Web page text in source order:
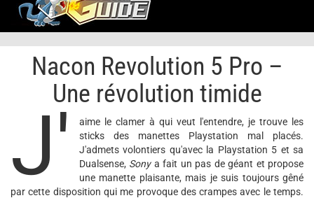
Nacon Revolution 5 Pro –
Une révolution timide
J'
aime le clamer à qui veut l'entendre, je trouve les
sticks des manettes Playstation mal placés.
J'admets volontiers qu'avec la Playstation 5 et sa
Dualsense, Sony a fait un pas de géant et propose
une manette plaisante, mais je suis toujours gêné
par cette disposition qui me provoque des crampes avec le temps.